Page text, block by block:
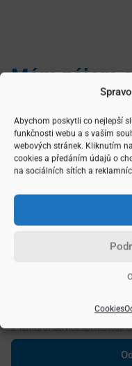
Abychom poskytli co nejlepší
funkčnosti webu a s vaším
webových stránek. Kliknutím
cookies a předáním údajů o
na sociálních sítích a
Cookies
Mám zájem
Vámi zadané údaje
Upozorňujeme, že všechny
aTerms of Servicespolečnosti